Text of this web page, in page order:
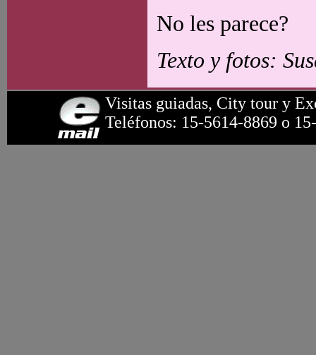
No les parece?
Texto y fotos:
Visitas guiadas, City tour y
Teléfonos: 15-5614-8869 o